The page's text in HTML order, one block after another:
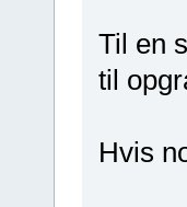
Til en
til
Hvis